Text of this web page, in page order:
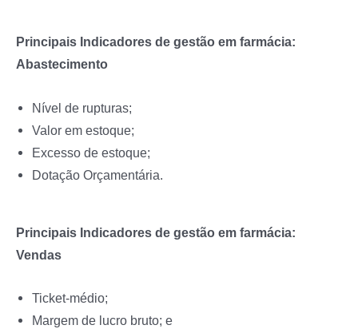
Principais Indicadores de gestão em farmácia:
Abastecimento
Nível de rupturas;
Valor em estoque;
Excesso de estoque;
Dotação Orçamentária.
Principais Indicadores de gestão em farmácia:
Vendas
Ticket-médio;
Margem de lucro bruto; e